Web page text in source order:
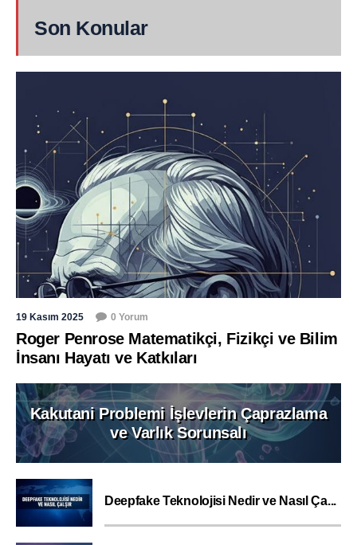
Son Konular
19 Kasım 2025 0 Yorum
Roger Penrose Matematikçi, Fizikçi ve Bilim
İnsanı Hayatı ve Katkıları
Kakutani Problemi İşlevlerin Çaprazlama
ve Varlık Sorunsalı
Deepfake Teknolojisi Nedir ve Nasıl Ça...